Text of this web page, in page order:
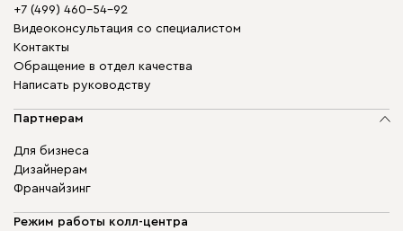
+7 (499) 460-54-92
Видеоконсультация со специалистом
Контакты
Обращение в отдел качества
Написать руководству
Партнерам
Для бизнеса
Дизайнерам
Франчайзинг
Режим работы колл-центра